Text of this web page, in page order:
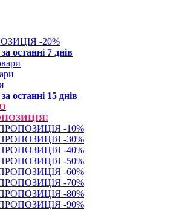
-20%
останнi 7 днiв
останнi 15 днiв
-10%
-30%
-40%
-50%
-60%
-70%
-80%
-90%